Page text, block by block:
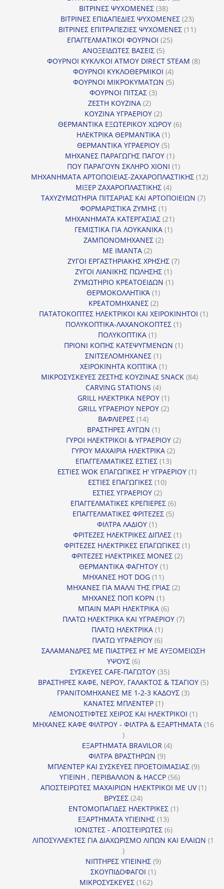
ΒΙΤΡΙΝΕΣ ΨΥΧΟΜΕΝΕΣ 3838
προϊόντα
ΒΙΤΡΙΝΕΣ ΕΠΙΔΑΠΕΔΙΕΣ ΨΥΧΟΜΕΝΕΣ 2323
προϊόντα
ΒΙΤΡΙΝΕΣ ΕΠΙΤΡΑΠΕΖΙΕΣ ΨΥΧΟΜΕΝΕΣ 1111
ΕΠΑΓΓΕΛΜΑΤΙΚΟΙ ΦΟΥΡΝΟΙ 2525
ΑΝΟΞΕΙΔΩΤΕΣ ΒΑΣΕΙΣ 55
προϊόντα
ΦΟΥΡΝΟΙ ΚΥΚΛ/ΚΟΙ ΑΤΜΟΥ DIRECT STEAM 88
ΦΟΥΡΝΟΙ ΚΥΚΛΟΘΕΡΜΙΚΟΙ 44
προϊόντα
ΦΟΥΡΝΟΙ ΜΙΚΡΟΚΥΜΑΤΩΝ 55
ΦΟΥΡΝΟΙ ΠΙΤΣΑΣ 33
ΖΕΣΤΗ ΚΟΥΖΙΝΑ 22
προϊόντα
ΚΟΥΖΙΝΑ ΥΓΡΑΕΡΙΟΥ 22
προϊόντα
ΘΕΡΜΑΝΤΙΚΑ ΕΞΩΤΕΡΙΚΟΥ ΧΩΡΟΥ 66
ΗΛΕΚΤΡΙΚΑ ΘΕΡΜΑΝΤΙΚΑ 11
προϊόν
ΘΕΡΜΑΝΤΙΚΑ ΥΓΡΑΕΡΙΟΥ 55
προϊόντα
ΜΗΧΑΝΕΣ ΠΑΡΑΓΩΓΗΣ ΠΑΓΟΥ 11
προϊόν
ΠΟΥ ΠΑΡΑΓΟΥΝ ΣΚΛΗΡΟ ΧΙΟΝΙ 11
προϊόν
ΜΗΧΑΝΗΜΑΤΑ ΑΡΤΟΠΟΙΕΙΑΣ-ΖΑΧΑΡΟΠΛΑΣΤΙΚΗΣ 1212
ΜΙΞΕΡ ΖΑΧΑΡΟΠΛΑΣΤΙΚΗΣ 44
προϊόντα
ΤΑΧΥΖΥΜΩΤΗΡΙΑ ΠΙΤΣΑΡΙΑΣ ΚΑΙ ΑΡΤΟΠΟΙΕΙΩΝ 77
ΦΟΡΜΑΡΙΣΤΙΚΑ ΖΥΜΗΣ 11
προϊόν
ΜΗΧΑΝΗΜΑΤΑ ΚΑΤΕΡΓΑΣΙΑΣ 2121
προϊόντα
ΓΕΜΙΣΤΙΚΑ ΓΙΑ ΛΟΥΚΑΝΙΚΑ 11
ΖΑΜΠΟΝΟΜΗΧΑΝΕΣ 22
ΜΕ ΙΜΑΝΤΑ 22
προϊόντα
ΖΥΓΟΙ ΕΡΓΑΣΤΗΡΙΑΚΗΣ ΧΡΗΣΗΣ 77
ΖΥΓΟΙ ΛΙΑΝΙΚΗΣ ΠΩΛΗΣΗΣ 11
προϊόν
ΖΥΜΩΤΗΡΙΟ ΚΡΕΑΤΟΕΙΔΩΝ 11
ΘΕΡΜΟΚΟΛΛΗΤΙΚΆ 11
προϊόν
ΚΡΕΑΤΟΜΗΧΑΝΕΣ 22
προϊόντα
ΠΑΤΑΤΟΚΟΠΤΕΣ ΗΛΕΚΤΡΙΚΟΙ ΚΑΙ ΧΕΙΡΟΚΙΝΗΤΟΙ 11
ΠΟΛΥΚΟΠΤΙΚΑ-ΛΑΧΑΝΟΚΟΠΤΕΣ 11
ΠΟΛΥΚΟΠΤΙΚΑ 11
προϊόν
ΠΡΙΟΝΙ ΚΟΠΗΣ ΚΑΤΕΨΥΓΜΕΝΩΝ 11
ΣΝΙΤΣΕΛΟΜΗΧΑΝΕΣ 11
προϊόν
ΧΕΙΡΟΚΙΝΗΤΑ ΚΟΠΤΙΚΑ 11
προϊόν
ΜΙΚΡΟΣΥΣΚΕΥΕΣ ΖΕΣΤΗΣ ΚΟΥΖΙΝΑΣ SNACK 8484
CARVING STATIONS 44
προϊόντα
GRILL ΗΛΕΚΤΡΙΚΑ ΝΕΡΟΥ 11
προϊόν
GRILL ΥΓΡΑΕΡΙΟΥ ΝΕΡΟΥ 22
ΒΑΦΛΙΕΡΕΣ 1414
προϊόντα
ΒΡΑΣΤΗΡΕΣ ΑΥΓΩΝ 11
προϊόν
ΓΥΡΟΙ ΗΛΕΚΤΡΙΚΟΙ & ΥΓΡΑΕΡΙΟΥ 22
ΓΥΡΟΥ ΜΑΧΑΙΡΙΑ ΗΛΕΚΤΡΙΚΑ 22
ΕΠΑΓΓΕΛΜΑΤΙΚΕΣ ΕΣΤΙΕΣ 1313
προϊόντα
ΕΣΤΙΕΣ WOK ΕΠΑΓΩΓΙΚΕΣ Η' ΥΓΡΑΕΡΙΟΥ 11
ΕΣΤΙΕΣ ΕΠΑΓΩΓΙΚΕΣ 1010
ΕΣΤΙΕΣ ΥΓΡΑΕΡΙΟΥ 22
προϊόντα
ΕΠΑΓΓΕΛΜΑΤΙΚΕΣ ΚΡΕΠΙΕΡΕΣ 66
προϊόντα
ΕΠΑΓΓΕΛΜΑΤΙΚΕΣ ΦΡΙΤΕΖΕΣ 55
ΦΙΛΤΡΑ ΛΑΔΙΟΥ 11
προϊόν
ΦΡΙΤΕΖΕΣ ΗΛΕΚΤΡΙΚΕΣ ΔΙΠΛΕΣ 11
προϊόν
ΦΡΙΤΕΖΕΣ ΗΛΕΚΤΡΙΚΕΣ ΕΠΑΓΩΓΙΚΕΣ 11
ΦΡΙΤΕΖΕΣ ΗΛΕΚΤΡΙΚΕΣ ΜΟΝΕΣ 22
ΘΕΡΜΑΝΤΙΚΑ ΦΑΓΗΤΟΥ 11
ΜΗΧΑΝΕΣ HOT DOG 1111
προϊόντα
ΜΗΧΑΝΕΣ ΓΙΑ ΜΑΛΛΙ ΤΗΣ ΓΡΙΑΣ 22
ΜΗΧΑΝΕΣ ΠΟΠ ΚΟΡΝ 11
προϊόν
ΜΠΑΙΝ ΜΑΡΙ ΗΛΕΚΤΡΙΚΑ 66
προϊόντα
ΠΛΑΤΩ ΗΛΕΚΤΡΙΚΑ ΚΑΙ ΥΓΡΑΕΡΙΟΥ 77
ΠΛΑΤΩ ΗΛΕΚΤΡΙΚΑ 11
προϊόν
ΠΛΑΤΩ ΥΓΡΑΕΡΙΟΥ 66
προϊόντα
ΣΑΛΑΜΑΝΔΡΕΣ ΜΕ ΠΙΑΣΤΡΕΣ Η' ΜΕ ΑΥΞΟΜΕΙΩΣΗ
ΥΨΟΥΣ 66
προϊόντα
ΣΥΣΚΕΥΕΣ CAFE-ΠΑΓΩΤΟΥ 3535
προϊόντα
ΒΡΑΣΤΗΡΕΣ ΚΑΦΕ, ΝΕΡΟΥ, ΓΑΛΑΚΤΟΣ & ΤΣΑΓΙΟΥ 55
ΓΡΑΝΙΤΟΜΗΧΑΝΕΣ ΜΕ 1-2-3 ΚΑΔΟΥΣ 33
ΚΑΝΑΤΕΣ ΜΠΛΕΝΤΕΡ 11
προϊόν
ΛΕΜΟΝΟΣΤΙΦΤΕΣ ΧΕΙΡΟΣ ΚΑΙ ΗΛΕΚΤΡΙΚΟΙ 11
προϊόν
ΜΗΧΑΝΕΣ ΚΑΦΕ ΦΙΛΤΡΟΥ - ΦΙΛΤΡΑ & ΕΞΑΡΤΗΜΑΤΑ 16
16
προϊόντα
ΕΞΑΡΤΗΜΑΤΑ BRAVILOR 44
ΦΙΛΤΡΑ ΒΡΑΣΤΗΡΩΝ 99
προϊόντα
ΜΠΛΕΝΤΕΡ ΚΑΙ ΣΥΣΚΕΥΕΣ ΠΡΟΕΤΟΙΜΑΣΙΑΣ 99
ΥΓΙΕΙΝΗ , ΠΕΡΙΒΑΛΛΟΝ & HACCP 5656
προϊόντα
ΑΠΟΣΤΕΙΡΩΤΕΣ ΜΑΧΑΙΡΙΩΝ ΗΛΕΚΤΡΙΚΟΙ ΜΕ UV 11
ΒΡΥΣΕΣ 2424
προϊόντα
ΕΝΤΟΜΟΠΑΓΙΔΕΣ ΗΛΕΚΤΡΙΚΕΣ 11
ΕΞΑΡΤΗΜΑΤΑ ΥΓΙΕΙΝΗΣ 1313
προϊόντα
ΙΟΝΙΣΤΕΣ - ΑΠΟΣΤΕΙΡΩΤΕΣ 66
προϊόντα
ΛΙΠΟΣΥΛΛΕΚΤΕΣ ΓΙΑ ΔΙΑΧΩΡΙΣΜΟ ΛΙΠΩΝ ΚΑΙ ΕΛΑΙΩΝ 1
1
προϊόν
ΝΙΠΤΗΡΕΣ ΥΓΙΕΙΝΗΣ 99
ΣΚΟΥΠΙΔΟΦΑΓΟΙ 11
ΜΙΚΡΟΣΥΣΚΕΥΕΣ 162162